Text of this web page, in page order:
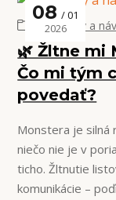
🌿 Žltne mi
Čo mi tým
povedať?
08
01
2026
Tipy, triky a
Monstera je silná
niečo nie je v
ticho. Žltnutie
komunikácie –